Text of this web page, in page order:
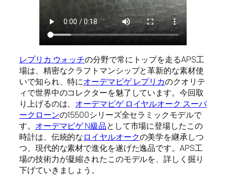
レプリカ ウォッチの分野で常にトップを走るAPS工
場は、精密なクラフトマンシップと革新的な素材使
いで知られ、特にオーデマピゲ レプリカのクオリテ
ィで世界中のコレクターを魅了しています。今回取
り上げるのは、 オーデマピゲ ロイヤルオーク スーパ
ークローンの15500シリーズ全セラミックモデルで
す。 オーデマピゲ N級品として市場に登場したこの
時計は、伝統的なロイヤルオークの美学を継承しつ
つ、現代的な素材で進化を遂げた逸品です。APS工
場の技術力が凝縮されたこのモデルを、詳しく掘り
下げていきましょう。